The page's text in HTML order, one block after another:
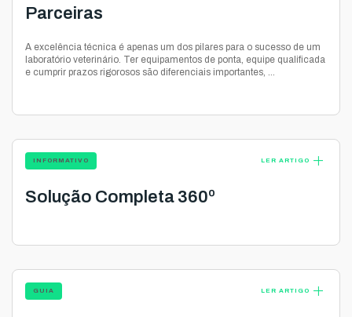
Parceiras
A excelência técnica é apenas um dos pilares para o sucesso de um
laboratório veterinário. Ter equipamentos de ponta, equipe qualificada
e cumprir prazos rigorosos são diferenciais importantes, ...
INFORMATIVO LER ARTIGO add
Solução Completa 360º
GUIA LER ARTIGO add